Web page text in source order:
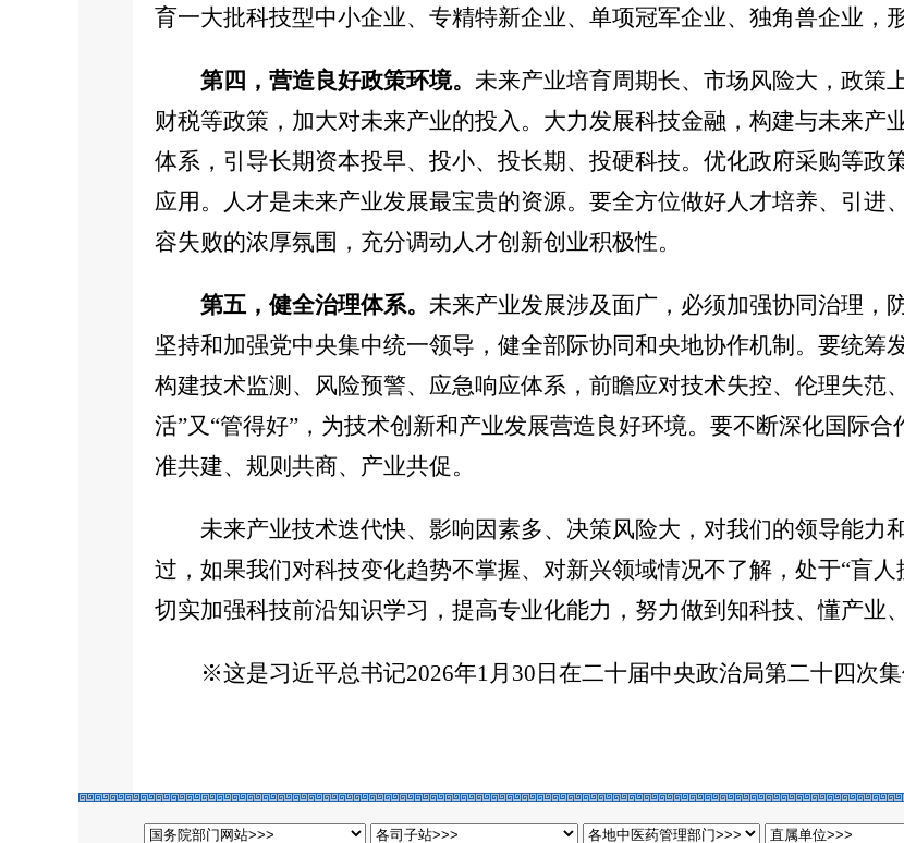
育一大批科技型中小企业、专精特新企业、单项冠军企业、独角兽企业，
第四，营造良好政策环境。 未来产业培育周期长、市场风险大，政策
财税等政策，加大对未来产业的投入。大力发展科技金融，构建与未来产
体系，引导长期资本投早、投小、投长期、投硬科技。优化政府采购等政
应用。人才是未来产业发展最宝贵的资源。要全方位做好人才培养、引进
容失败的浓厚氛围，充分调动人才创新创业积极性。
第五，健全治理体系。 未来产业发展涉及面广，必须加强协同治理，
坚持和加强党中央集中统一领导，健全部际协同和央地协作机制。要统筹
构建技术监测、风险预警、应急响应体系，前瞻应对技术失控、伦理失范
活”又“管得好”，为技术创新和产业发展营造良好环境。要不断深化国际
准共建、规则共商、产业共促。
未来产业技术迭代快、影响因素多、决策风险大，对我们的领导能力
过，如果我们对科技变化趋势不掌握、对新兴领域情况不了解，处于“盲
切实加强科技前沿知识学习，提高专业化能力，努力做到知科技、懂产业
※这是习近平总书记2026年1月30日在二十届中央政治局第二十四次集